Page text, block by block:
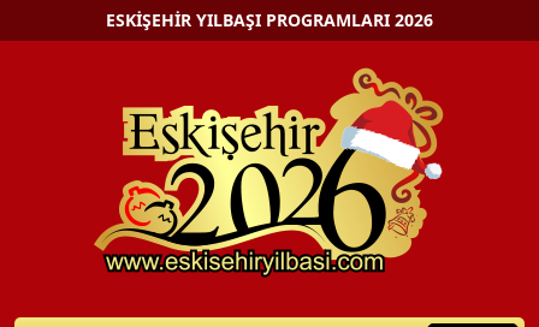
ESKIŞEHIR YILBAŞI PROGRAMLARI 2026